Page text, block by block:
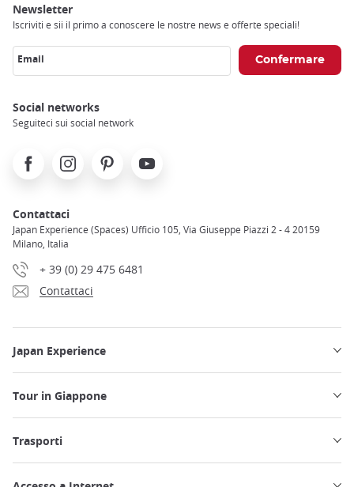
Newsletter
Iscriviti e sii il primo a conoscere le nostre news e offerte speciali!
Email
Social networks
Seguiteci sui social network
FacebookInstagramPinterest Youtube
Contattaci
Japan Experience (Spaces) Ufficio 105, Via Giuseppe Piazzi 2 - 4 20159
Milano, Italia
+ 39 (0) 29 475 6481
Contattaci
Japan Experience
Tour in Giappone
Trasporti